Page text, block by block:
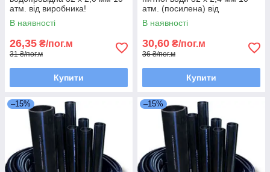
атм. від виробника!
В наявності
26,35 ₴/пог.м
31 ₴/пог.м
Купити
атм. (посилена) від
виробника!
В наявності
30,60 ₴/пог.м
36 ₴/пог.м
Купити
–15% –15%